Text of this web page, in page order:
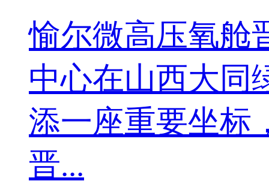
愉尔微高压氧
中心在山西大同
添一座重要坐标
晋...